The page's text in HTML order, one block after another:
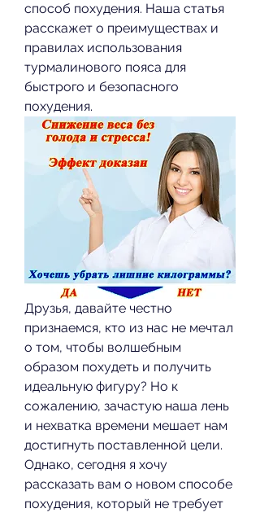
способ похудения. Наша статья
расскажет о преимуществах и
правилах использования
турмалинового пояса для
быстрого и безопасного
похудения.
Друзья, давайте честно
признаемся, кто из нас не мечтал
о том, чтобы волшебным
образом похудеть и получить
идеальную фигуру? Но к
сожалению, зачастую наша лень
и нехватка времени мешает нам
достигнуть поставленной цели.
Однако, сегодня я хочу
рассказать вам о новом способе
похудения, который не требует